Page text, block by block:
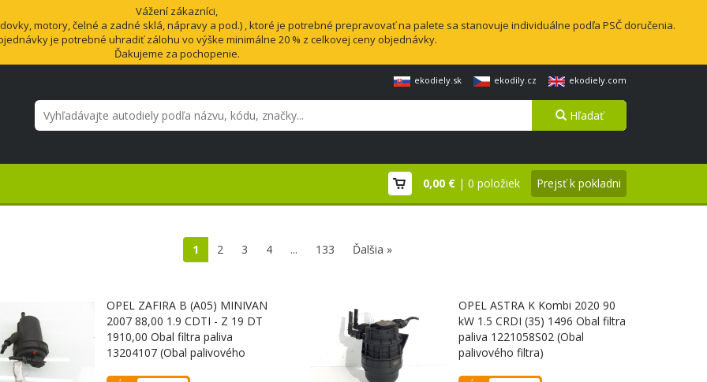
Vážení zákazníci,
motory, čelné a zadné sklá, nápravy a pod.) , ktoré je potrebné prepravovať na palete sa stanovuje individuálne podľa PSČ doručenia.
je potrebné uhradiť zálohu vo výške minimálne 20 % z celkovej ceny objednávky.
Ďakujeme za pochopenie.
ekodiely.sk ekodily.cz ekodiely.com
Hľadať
0,00 € | 0 položiek Prejsť k pokladni
1 2 3 4 ... 133 Ďalšia »
OPEL ZAFIRA B (A05) MINIVAN
2007 88,00 1.9 CDTI - Z 19 DT
1910,00 Obal filtra paliva
13204107 (Obal palivového
OPEL ASTRA K Kombi 2020 90
kW 1.5 CRDI (35) 1496 Obal filtra
paliva 1221058S02 (Obal
palivového filtra)